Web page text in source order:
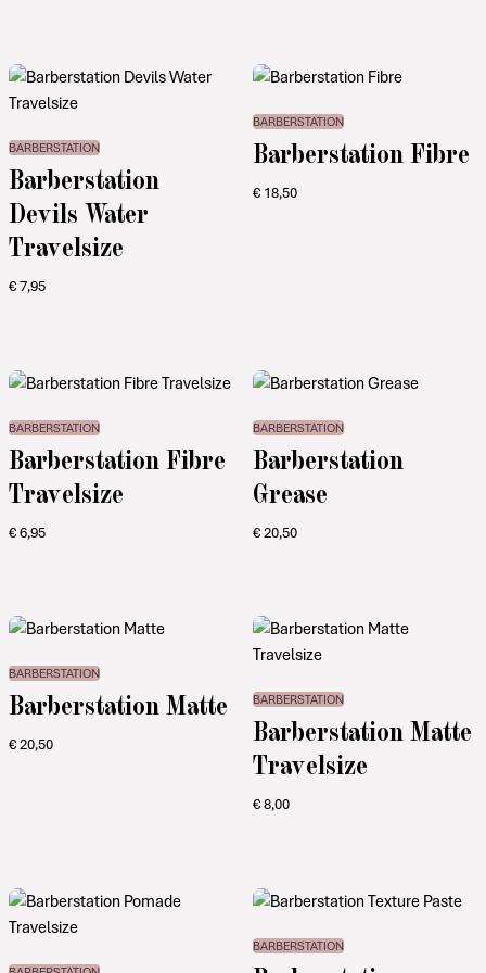
BARBERSTATION
Barberstation
Devils Water
Travelsize
€7,95
BARBERSTATION
Barberstation Fibre
€18,50
BARBERSTATION
Barberstation Fibre
Travelsize
€6,95
BARBERSTATION
Barberstation
Grease
€20,50
BARBERSTATION
Barberstation Matte
€20,50
BARBERSTATION
Barberstation Matte
Travelsize
€8,00
BARBERSTATION